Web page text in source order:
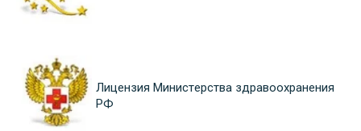
Лицензия Министерства здравоохранения
РФ